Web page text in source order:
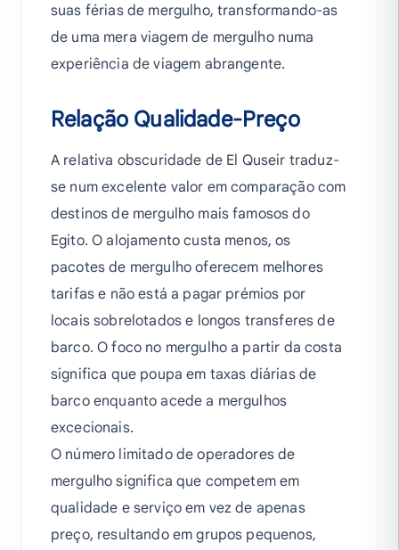
suas férias de mergulho, transformando-as
de uma mera viagem de mergulho numa
experiência de viagem abrangente.
Relação Qualidade-Preço
A relativa obscuridade de El Quseir traduz-
se num excelente valor em comparação com
destinos de mergulho mais famosos do
Egito. O alojamento custa menos, os
pacotes de mergulho oferecem melhores
tarifas e não está a pagar prémios por
locais sobrelotados e longos transferes de
barco. O foco no mergulho a partir da costa
significa que poupa em taxas diárias de
barco enquanto acede a mergulhos
excecionais.
O número limitado de operadores de
mergulho significa que competem em
qualidade e serviço em vez de apenas
preço, resultando em grupos pequenos,